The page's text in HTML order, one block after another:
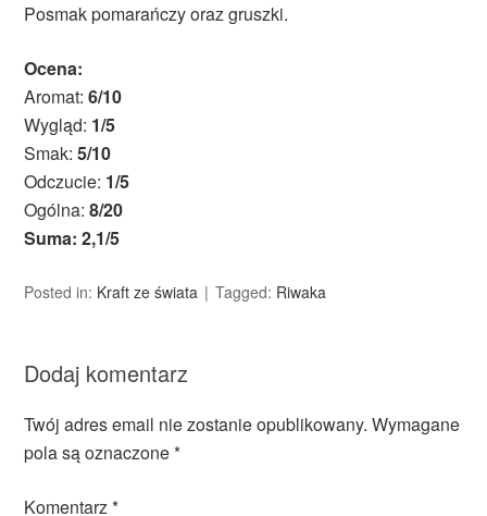
Posmak pomarańczy oraz gruszki.
Ocena:
Aromat:6/10
Wygląd: 1/5
Smak:5/10
Odczucie: 1/5
Ogólna:8/20
Suma: 2,1/5
Posted in: Kraft ze świata Tagged: Riwaka
Dodaj komentarz
Twój adres email nie zostanie opublikowany. Wymagane
pola są oznaczone*
Komentarz*